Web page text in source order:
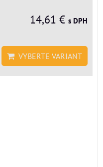
14,61 € s DPH
VYBERTE VARIANT